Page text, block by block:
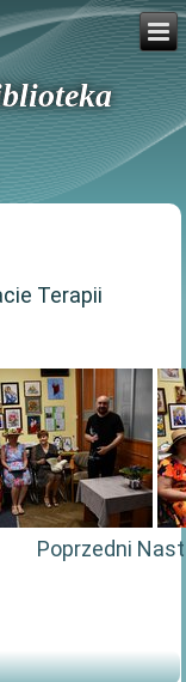
Terapii
Poprzedni